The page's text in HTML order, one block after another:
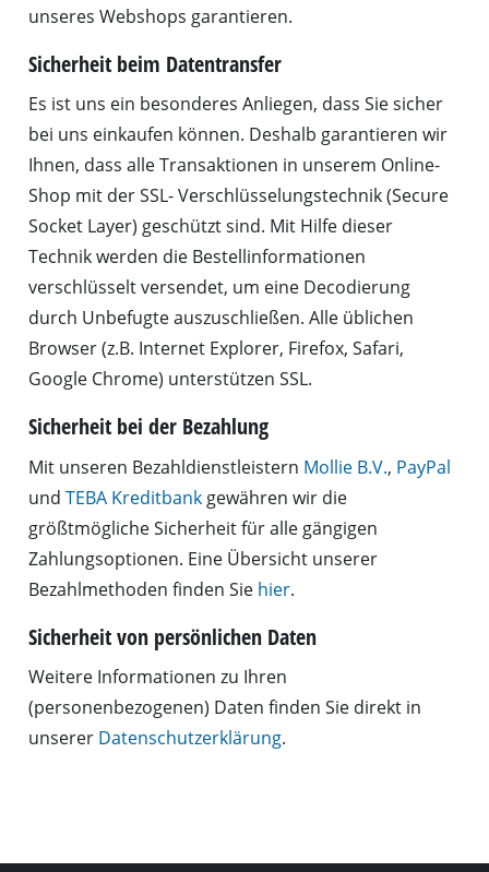
unseres Webshops garantieren.
Sicherheit beim Datentransfer
Es ist uns ein besonderes Anliegen, dass Sie sicher
bei uns einkaufen können. Deshalb garantieren wir
Ihnen, dass alle Transaktionen in unserem Online-
Shop mit der SSL- Verschlüsselungstechnik (Secure
Socket Layer) geschützt sind. Mit Hilfe dieser
Technik werden die Bestellinformationen
verschlüsselt versendet, um eine Decodierung
durch Unbefugte auszuschließen. Alle üblichen
Browser (z.B. Internet Explorer, Firefox, Safari,
Google Chrome) unterstützen SSL.
Sicherheit bei der Bezahlung
Mit unseren Bezahldienstleistern Mollie B.V., PayPal
undTEBA Kreditbank gewähren wir die
größtmögliche Sicherheit für alle gängigen
Zahlungsoptionen. Eine Übersicht unserer
Bezahlmethoden finden Sie hier.
Sicherheit von persönlichen Daten
Weitere Informationen zu Ihren
(personenbezogenen) Daten finden Sie direkt in
unserer Datenschutzerklärung.